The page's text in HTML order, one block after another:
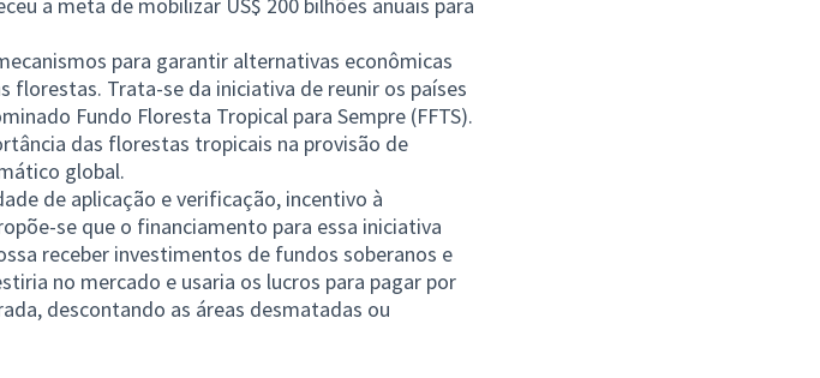
para garantir alternativas econômicas
florestas. Trata-se da iniciativa de reunir os países
Fundo Floresta Tropical para Sempre (FFTS).
das florestas tropicais na provisão de
global.
de aplicação e verificação, incentivo à
se que o financiamento para essa iniciativa
receber investimentos de fundos soberanos e
no mercado e usaria os lucros para pagar por
descontando as áreas desmatadas ou